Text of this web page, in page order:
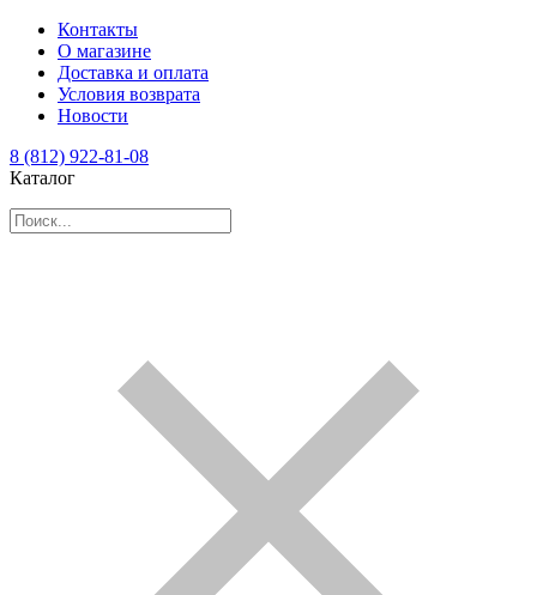
Контакты
О магазине
Доставка и оплата
Условия возврата
Новости
8 (812) 922-81-08
Каталог